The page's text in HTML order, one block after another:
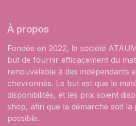
À propos
Fondée en 2022, la société
but de fournir efficacement du
renouvelable à des indépendants
chevronnés. Le but est que le
disponibilités, et les prix soient
shop, afin que la démarche soit la
possible.